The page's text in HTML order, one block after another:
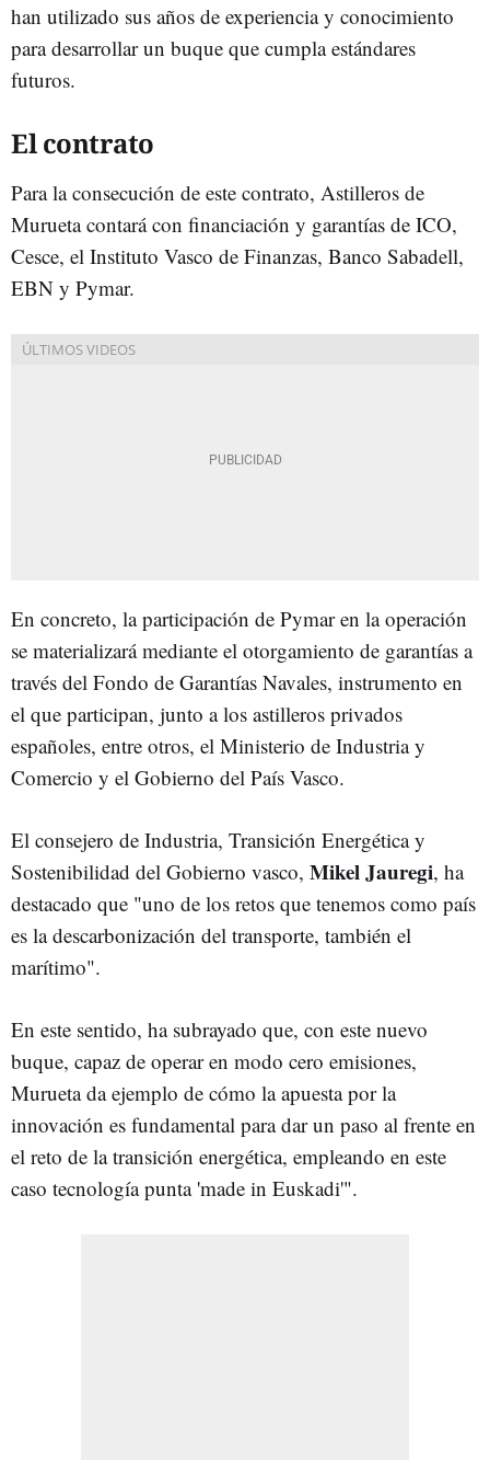
han utilizado sus años de experiencia y conocimiento
para desarrollar un buque que cumpla estándares
futuros.
El contrato
Para la consecución de este contrato, Astilleros de
Murueta contará con financiación y garantías de ICO,
Cesce, el Instituto Vasco de Finanzas, Banco Sabadell,
EBN y Pymar.
En concreto, la participación de Pymar en la operación
se materializará mediante el otorgamiento de garantías a
través del Fondo de Garantías Navales, instrumento en
el que participan, junto a los astilleros privados
españoles, entre otros, el Ministerio de Industria y
Comercio y el Gobierno del País Vasco.
El consejero de Industria, Transición Energética y
Sostenibilidad del Gobierno vasco, Mikel Jauregi, ha
destacado que "uno de los retos que tenemos como país
es la descarbonización del transporte, también el
marítimo".
En este sentido, ha subrayado que, con este nuevo
buque, capaz de operar en modo cero emisiones,
Murueta da ejemplo de cómo la apuesta por la
innovación es fundamental para dar un paso al frente en
el reto de la transición energética, empleando en este
caso tecnología punta 'made in Euskadi'".